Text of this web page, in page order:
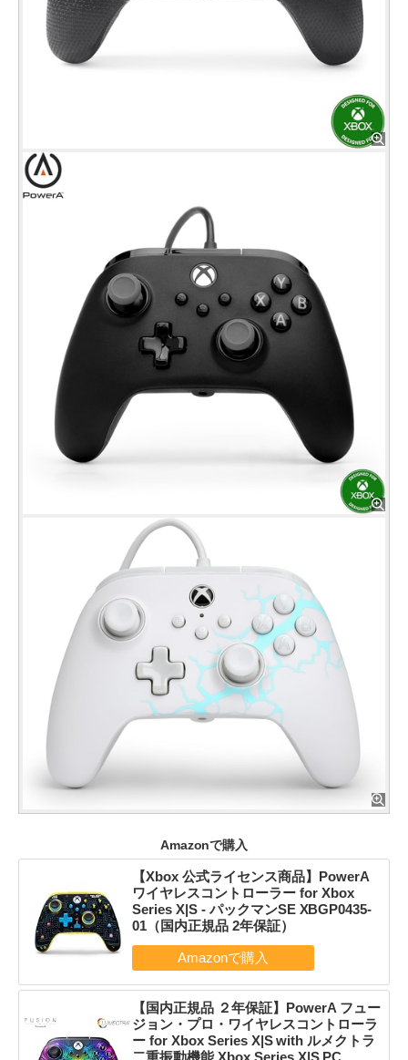
Amazonで購入
【Xbox 公式ライセンス商品】PowerA
ワイヤレスコントローラー for Xbox
Series X|S - パックマンSE XBGP0435-
01（国内正規品 2年保証）
【国内正規品 ２年保証】PowerA フュー
ジョン・プロ・ワイヤレスコントローラ
ー for Xbox Series X|S with ルメクトラ
二重振動機能 Xbox Series X|S PC